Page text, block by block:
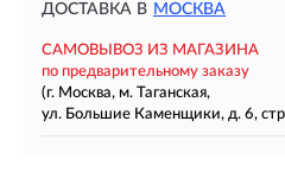
ДОСТАВКА В МОСКВА
САМОВЫВОЗ ИЗ МАГАЗИНА
по предварительному заказу
(г. Москва, м. Таганская,
ул. Большие Каменщики, д. 6,